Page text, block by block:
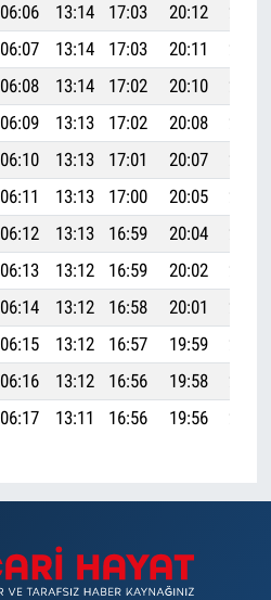
06:06 13:14 17:03 20:12
06:07 13:14 17:03 20:11
06:08 13:14 17:02 20:10
06:09 13:13 17:02 20:08
06:10 13:13 17:01 20:07
06:11 13:13 17:00 20:05
06:12 13:13 16:59 20:04
06:13 13:12 16:59 20:02
06:14 13:12 16:58 20:01
06:15 13:12 16:57 19:59
06:16 13:12 16:56 19:58
06:17 13:11 16:56 19:56